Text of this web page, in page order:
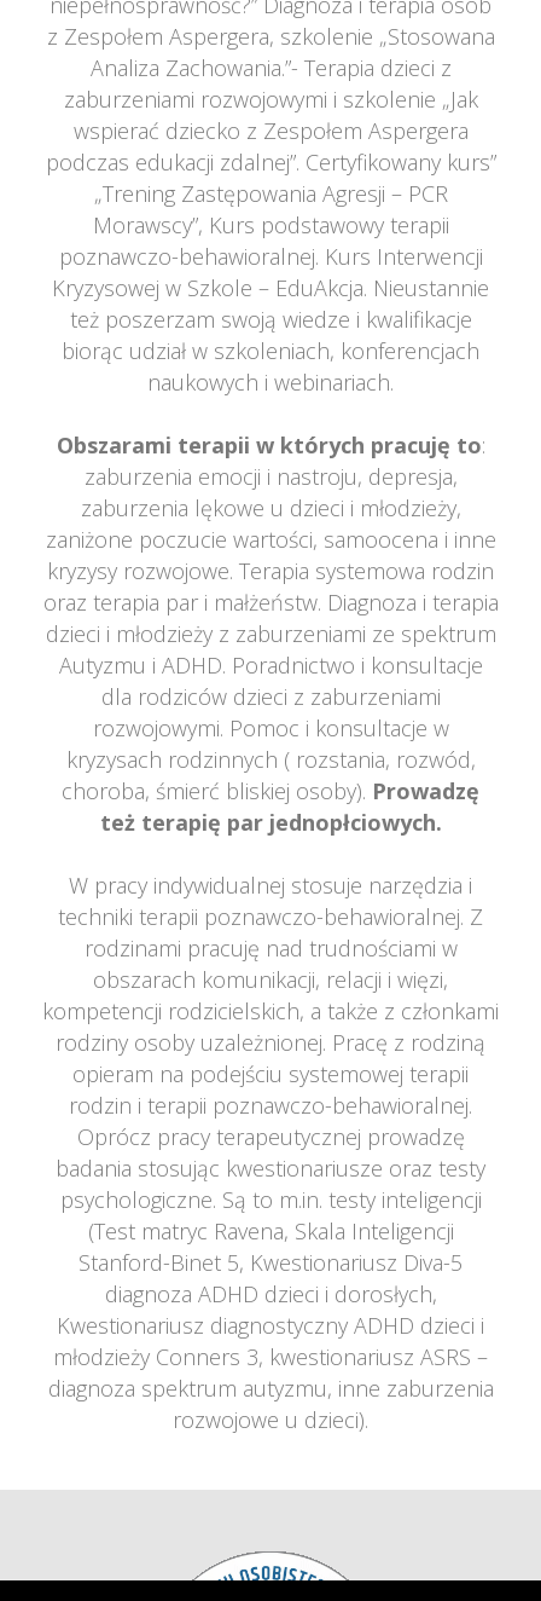
z Zespołem Aspergera, szkolenie „Stosowana
Analiza Zachowania.”- Terapia dzieci z
zaburzeniami rozwojowymi i szkolenie „Jak
wspierać dziecko z Zespołem Aspergera
podczas edukacji zdalnej”. Certyfikowany kurs”
„Trening Zastępowania Agresji – PCR
Morawscy”, Kurs podstawowy terapii
poznawczo-behawioralnej. Kurs Interwencji
Kryzysowej w Szkole – EduAkcja. Nieustannie
też poszerzam swoją wiedze i kwalifikacje
biorąc udział w szkoleniach, konferencjach
naukowych i webinariach.
Obszarami terapii w których pracuję to:
zaburzenia emocji i nastroju, depresja,
zaburzenia lękowe u dzieci i młodzieży,
zaniżone poczucie wartości, samoocena i inne
kryzysy rozwojowe. Terapia systemowa rodzin
oraz terapia par i małżeństw. Diagnoza i terapia
dzieci i młodzieży z zaburzeniami ze spektrum
Autyzmu i ADHD. Poradnictwo i konsultacje
dla rodziców dzieci z zaburzeniami
rozwojowymi. Pomoc i konsultacje w
kryzysach rodzinnych ( rozstania, rozwód,
choroba, śmierć bliskiej osoby). Prowadzę
też terapię par jednopłciowych.
W pracy indywidualnej stosuje narzędzia i
techniki terapii poznawczo-behawioralnej. Z
rodzinami pracuję nad trudnościami w
obszarach komunikacji, relacji i więzi,
kompetencji rodzicielskich, a także z członkami
rodziny osoby uzależnionej. Pracę z rodziną
opieram na podejściu systemowej terapii
rodzin i terapii poznawczo-behawioralnej.
Oprócz pracy terapeutycznej prowadzę
badania stosując kwestionariusze oraz testy
psychologiczne. Są to m.in. testy inteligencji
(Test matryc Ravena, Skala Inteligencji
Stanford-Binet 5, Kwestionariusz Diva-5
diagnoza ADHD dzieci i dorosłych,
Kwestionariusz diagnostyczny ADHD dzieci i
młodzieży Conners 3, kwestionariusz ASRS –
diagnoza spektrum autyzmu, inne zaburzenia
rozwojowe u dzieci).